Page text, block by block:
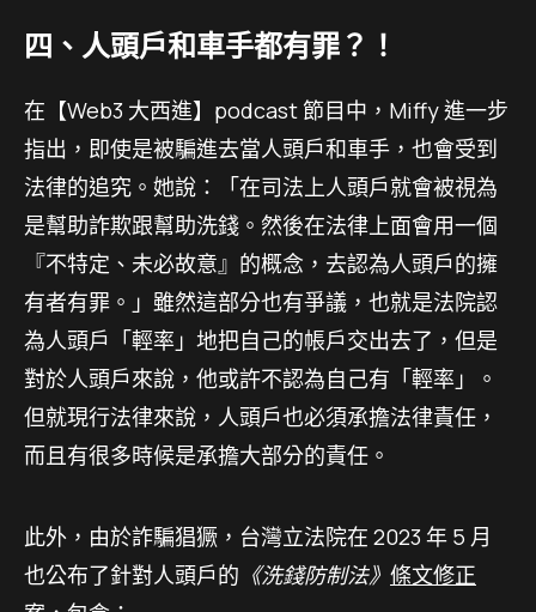
四、人頭戶和車手都有罪？！
在【Web3 大西進】podcast 節目中，Miffy 進一步
指出，即使是被騙進去當人頭戶和車手，也會受到
法律的追究。她說：「在司法上人頭戶就會被視為
是幫助詐欺跟幫助洗錢。然後在法律上面會用一個
『不特定、未必故意』的概念，去認為人頭戶的擁
有者有罪。」雖然這部分也有爭議，也就是法院認
為人頭戶「輕率」地把自己的帳戶交出去了，但是
對於人頭戶來說，他或許不認為自己有「輕率」。
但就現行法律來說，人頭戶也必須承擔法律責任，
而且有很多時候是承擔大部分的責任。
此外，由於詐騙猖獗，台灣立法院在 2023 年 5 月
也公布了針對人頭戶的 《洗錢防制法》 條文修正